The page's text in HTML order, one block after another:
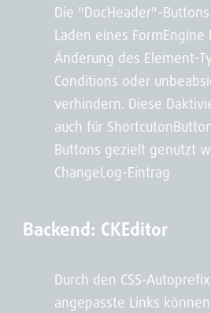
Die "DocHeader"-
Laden eines FormEngine
Änderung des Element-
Conditions oder
verhindern. Diese
auch für
Buttons gezielt genutzt
ChangeLog-Eintrag
Backend: CKEditor
Durch den CSS-
angepasste Links